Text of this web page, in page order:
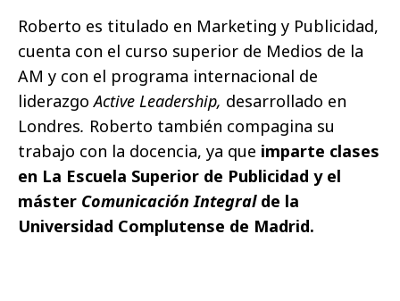
Roberto es titulado en Marketing y Publicidad,
cuenta con el curso superior de Medios de la
AM y con el programa internacional de
liderazgoActive Leadership, desarrollado en
Londres. Roberto también compagina su
trabajo con la docencia, ya que imparte clases
en La Escuela Superior de Publicidad y el
máster Comunicación Integral de la
Universidad Complutense de Madrid.